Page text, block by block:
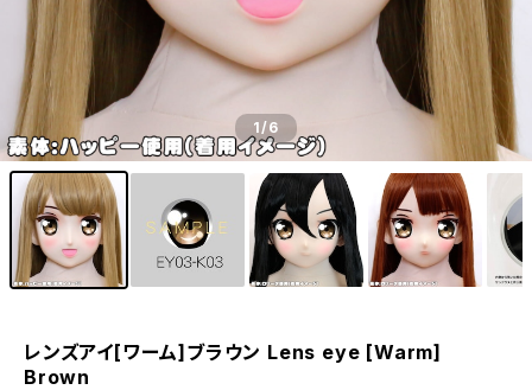
1/6
レンズアイ[ワーム]ブラウン Lens eye [Warm]
Brown